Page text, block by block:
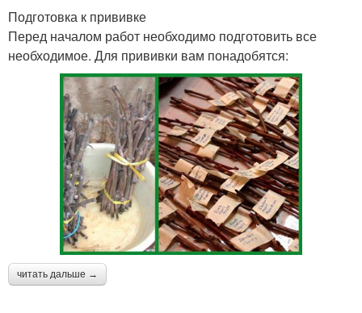
Подготовка к прививке
Перед началом работ необходимо подготовить все
необходимое. Для прививки вам понадобятся:
читать дальше →